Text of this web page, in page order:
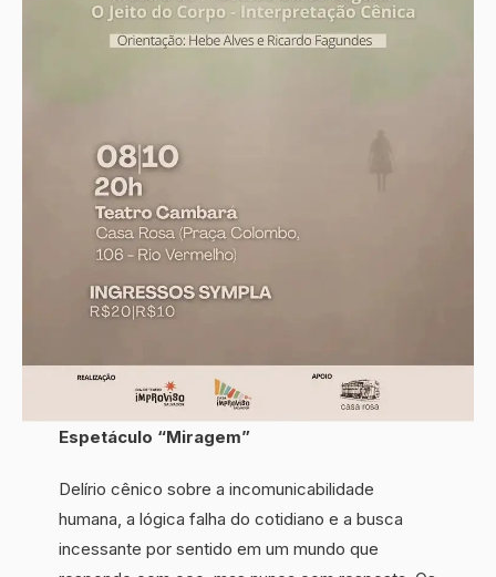
Espetáculo “Miragem”
Delírio cênico sobre a incomunicabilidade
humana, a lógica falha do cotidiano e a busca
incessante por sentido em um mundo que